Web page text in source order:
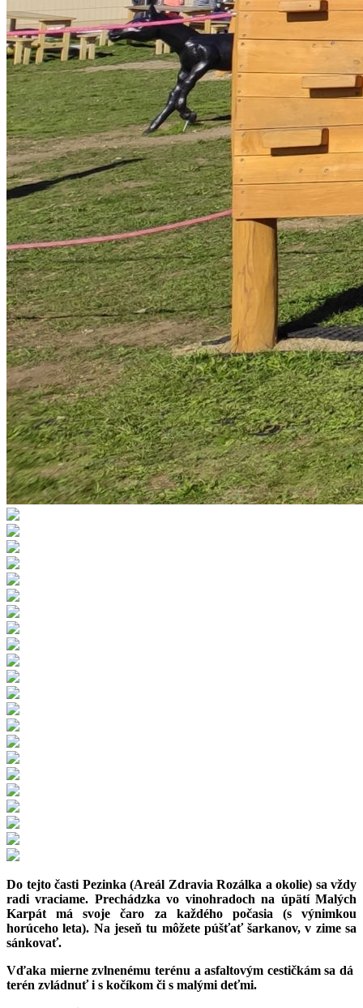
Do tejto časti Pezinka (Areál Zdravia Rozálka a okolie) sa vždy
radi vraciame. Prechádzka vo vinohradoch na úpätí Malých
Karpát má svoje čaro za každého počasia (s výnimkou
horúceho leta). Na jeseň tu môžete púšťať šarkanov, v zime sa
sánkovať.
Vďaka mierne zvlnenému terénu a asfaltovým cestičkám sa dá
terén zvládnuť i s kočíkom či s malými deťmi.